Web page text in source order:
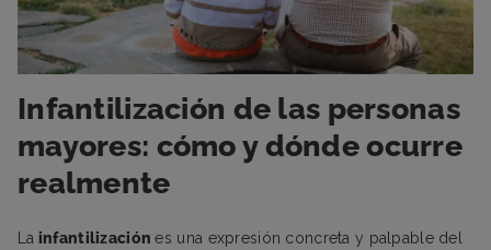
Infantilización de las personas
mayores: cómo y dónde ocurre
realmente
La infantilizaciónes una expresión concreta y palpable del